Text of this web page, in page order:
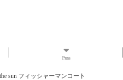
Press
sun フィッシャーマンコート